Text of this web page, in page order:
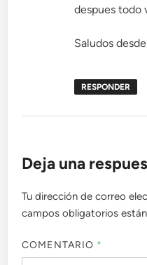
despues todo
Saludos
RESPONDER
Deja una
Tu dirección de correo
campos obligatorios
COMENTARIO *